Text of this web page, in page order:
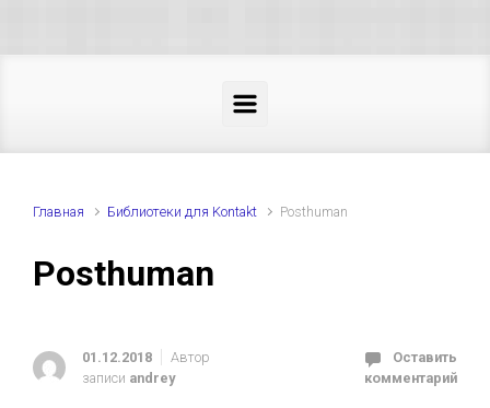
Главная Библиотеки для Kontakt Posthuman
Posthuman
01.12.2018
Автор
записи andrey
Оставить
комментарий